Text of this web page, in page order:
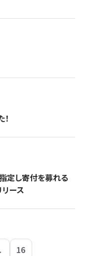
定し寄付を募れる
ース
16